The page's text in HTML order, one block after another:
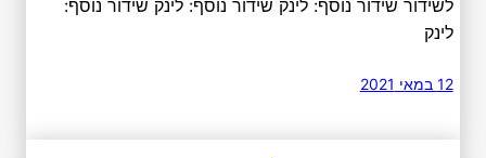
לשידור שידור נוסף: לינק שידור נוסף: לינק שידור נוסף:
לינק
12 במאי 2021